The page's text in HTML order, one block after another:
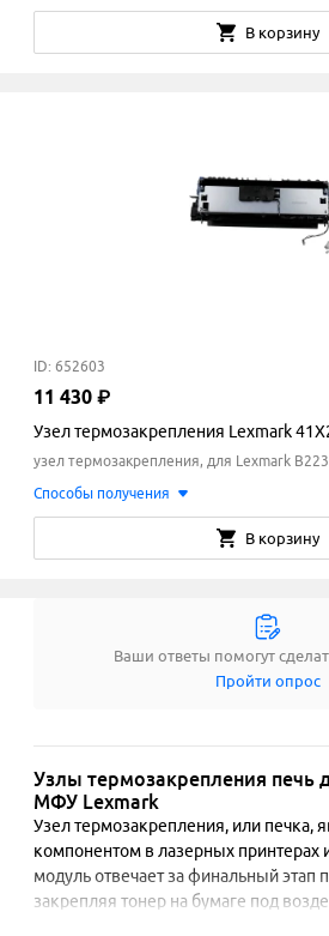
В корзину
ID: 652603
11 430 ₽
Узел термозакрепления Lexmark
узел термозакрепления, для Lexmark
Способы получения
В корзину
Ваши ответы помогут
Пройти опрос
Узлы термозакрепления печь
МФУ Lexmark
Узел термозакрепления, или печка,
компонентом в лазерных принтерах
модуль отвечает за финальный этап
закрепляя тонер на бумаге под
температуры и давления. От его